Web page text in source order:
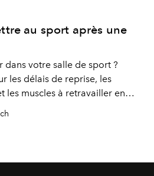
au sport après une
votre salle de sport ?
les délais de reprise, les
les muscles à retravailler en
tonicité facilement.